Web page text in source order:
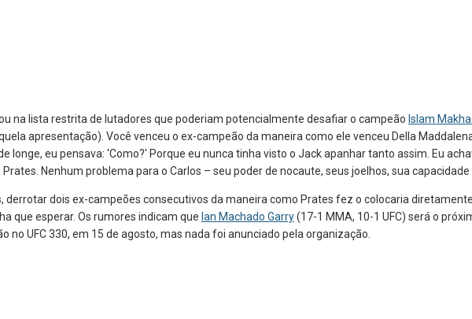
na lista restrita de lutadores que poderiam potencialmente desafiar o campeão Islam
apresentação). Você venceu o ex-campeão da maneira como ele venceu Della
longe, eu pensava: 'Como?' Porque eu nunca tinha visto o Jack apanhar tanto assim. Eu
Nenhum problema para o Carlos – seu poder de nocaute, seus joelhos, sua
derrotar dois ex-campeões consecutivos da maneira como Prates fez o colocaria
que esperar. Os rumores indicam que Ian Machado Garry(17-1 MMA, 10-1 UFC) será o
no UFC 330, em 15 de agosto, mas nada foi anunciado pela organização.